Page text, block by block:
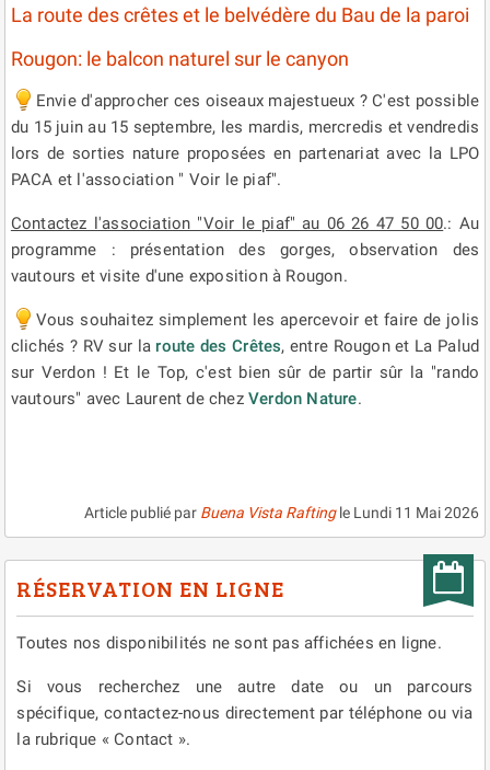
La route des crêtes et le belvédère du Bau de la paroi
Rougon: le balcon naturel sur le canyon
Envie d'approcher ces oiseaux majestueux ? C'est possible
du 15 juin au 15 septembre, les mardis, mercredis et vendredis
lors de sorties nature proposées en partenariat avec la LPO
PACA et l'association " Voir le piaf".
Contactez l'association "Voir le piaf" au 06 26 47 50 00.: Au
programme : présentation des gorges, observation des
vautours et visite d'une exposition à Rougon.
Vous souhaitez simplement les apercevoir et faire de jolis
clichés ? RV sur laroute des Crêtes, entre Rougon et La Palud
sur Verdon ! Et le Top, c'est bien sûr de partir sûr la "rando
vautours" avec Laurent de chezVerdon Nature.
Article publié par Buena Vista Raftingle Lundi 11 Mai 2026
RÉSERVATION EN LIGNE
Toutes nos disponibilités ne sont pas affichées en ligne.
Si vous recherchez une autre date ou un parcours
spécifique, contactez-nous directement par téléphone ou via
la rubrique « Contact ».